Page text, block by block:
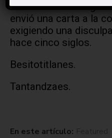
muchos a los
envió una carta a la
exigiendo una
hace cinco siglos.
Besitotitlanes.
Tantandzaes.
En este artículo: